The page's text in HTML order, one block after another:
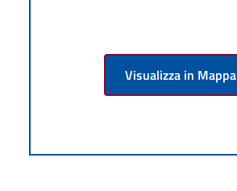
Visualizza in Mappa